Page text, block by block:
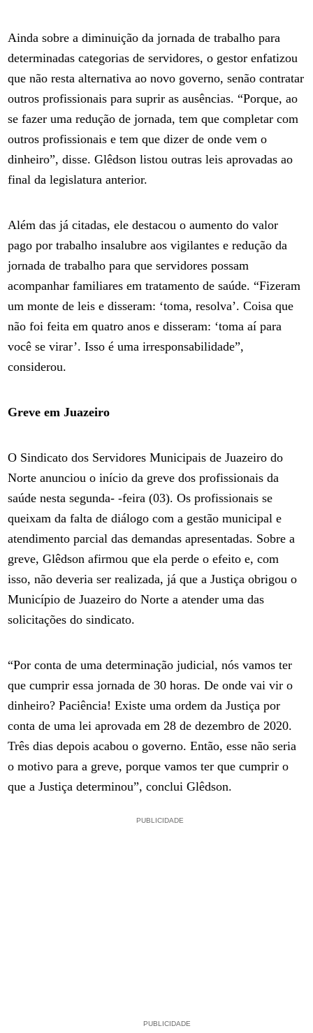
Ainda sobre a diminuição da jornada de trabalho para
determinadas categorias de servidores, o gestor enfatizou
que não resta alternativa ao novo governo, senão contratar
outros profissionais para suprir as ausências. “Porque, ao
se fazer uma redução de jornada, tem que completar com
outros profissionais e tem que dizer de onde vem o
dinheiro”, disse. Glêdson listou outras leis aprovadas ao
final da legislatura anterior.
Além das já citadas, ele destacou o aumento do valor
pago por trabalho insalubre aos vigilantes e redução da
jornada de trabalho para que servidores possam
acompanhar familiares em tratamento de saúde. “Fizeram
um monte de leis e disseram: ‘toma, resolva’. Coisa que
não foi feita em quatro anos e disseram: ‘toma aí para
você se virar’. Isso é uma irresponsabilidade”,
considerou.
Greve em Juazeiro
O Sindicato dos Servidores Municipais de Juazeiro do
Norte anunciou o início da greve dos profissionais da
saúde nesta segunda- -feira (03). Os profissionais se
queixam da falta de diálogo com a gestão municipal e
atendimento parcial das demandas apresentadas. Sobre a
greve, Glêdson afirmou que ela perde o efeito e, com
isso, não deveria ser realizada, já que a Justiça obrigou o
Município de Juazeiro do Norte a atender uma das
solicitações do sindicato.
“Por conta de uma determinação judicial, nós vamos ter
que cumprir essa jornada de 30 horas. De onde vai vir o
dinheiro? Paciência! Existe uma ordem da Justiça por
conta de uma lei aprovada em 28 de dezembro de 2020.
Três dias depois acabou o governo. Então, esse não seria
o motivo para a greve, porque vamos ter que cumprir o
que a Justiça determinou”, conclui Glêdson.
PUBLICIDADE
PUBLICIDADE